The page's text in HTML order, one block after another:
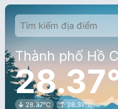
Thành phố Hồ
28.37°C 28.37°C